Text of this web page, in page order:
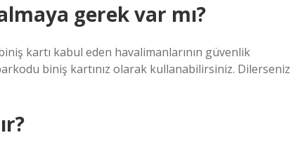
gerek var mı?
kartı kabul eden havalimanlarının güvenlik
biniş kartınız olarak kullanabilirsiniz. Dilerseniz